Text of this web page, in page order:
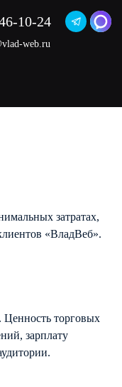
10-24
web.ru
затратах,
«ВладВеб».
Ценность торговых
зарплату